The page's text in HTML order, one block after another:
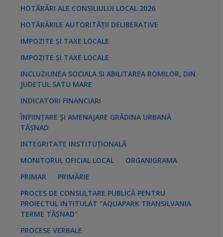
HOTĂRÂRI ALE CONSILIULUI LOCAL 2026
HOTĂRÂRILE AUTORITĂȚII DELIBERATIVE
IMPOZITE ȘI TAXE LOCALE
IMPOZITE ȘI TAXE LOCALE
INCLUZIUNEA SOCIALA SI ABILITAREA ROMILOR, DIN
JUDETUL SATU MARE
INDICATORI FINANCIARI
ÎNFIINȚARE ȘI AMENAJARE GRĂDINA URBANĂ
TĂȘNAD
INTEGRITATE INSTITUȚIONALĂ
MONITORUL OFICIAL LOCAL
ORGANIGRAMA
PRIMAR
PRIMĂRIE
PROCES DE CONSULTARE PUBLICĂ PENTRU
PROIECTUL INTITULAT "AQUAPARK TRANSILVANIA
TERME TĂȘNAD"
PROCESE VERBALE